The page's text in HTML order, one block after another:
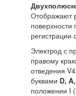
Отображают
регистрации
Электрод с
правому
отведения
буквами D, A,
положении I